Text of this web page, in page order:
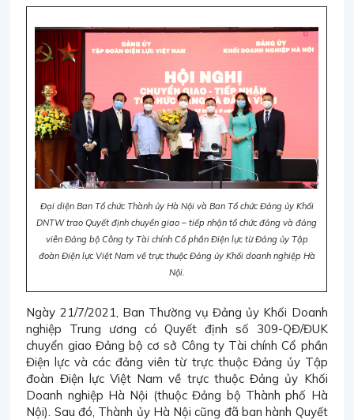
Đại diện Ban Tổ chức Thành ủy Hà Nội và Ban Tổ chức Đảng ủy Khối
DNTW trao Quyết định chuyển giao – tiếp nhận tổ chức đảng và đảng
viên Đảng bộ Công ty Tài chính Cổ phần Điện lực từ Đảng ủy Tập
đoàn Điện lực Việt Nam về trực thuộc Đảng ủy Khối doanh nghiệp Hà
Nội.
Ngày 21/7/2021, Ban Thường vụ Đảng ủy Khối Doanh
nghiệp Trung ương có Quyết định số 309-QĐ/ĐUK
chuyển giao Đảng bộ cơ sở Công ty Tài chính Cổ phần
Điện lực và các đảng viên từ trực thuộc Đảng ủy Tập
đoàn Điện lực Việt Nam về trực thuộc Đảng ủy Khối
Doanh nghiệp Hà Nội (thuộc Đảng bộ Thành phố Hà
Nội). Sau đó, Thành ủy Hà Nội cũng đã ban hành Quyết